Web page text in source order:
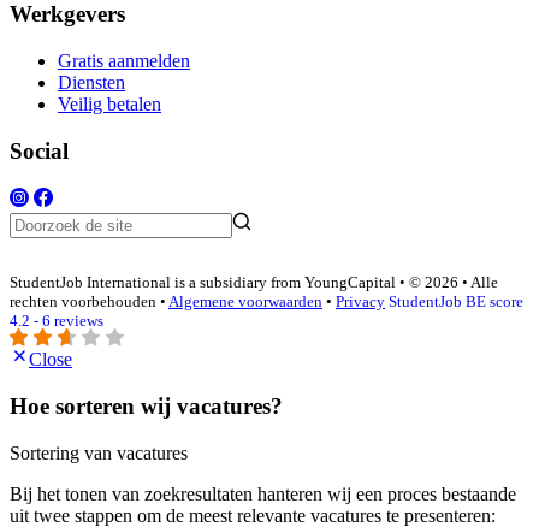
Werkgevers
Gratis aanmelden
Diensten
Veilig betalen
Social
StudentJob International is a subsidiary from YoungCapital • © 2026 • Alle
rechten voorbehouden • Algemene voorwaarden • Privacy StudentJob BE score
4.2 - 6 reviews
Close
Hoe sorteren wij vacatures?
Sortering van vacatures
Bij het tonen van zoekresultaten hanteren wij een proces bestaande
uit twee stappen om de meest relevante vacatures te presenteren: